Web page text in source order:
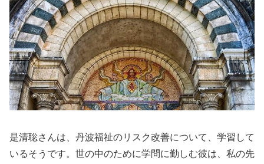
是清聡さんは、丹波福祉のリスク改善について、学習して
いるそうです。世の中のために学問に勤しむ彼は、私の先